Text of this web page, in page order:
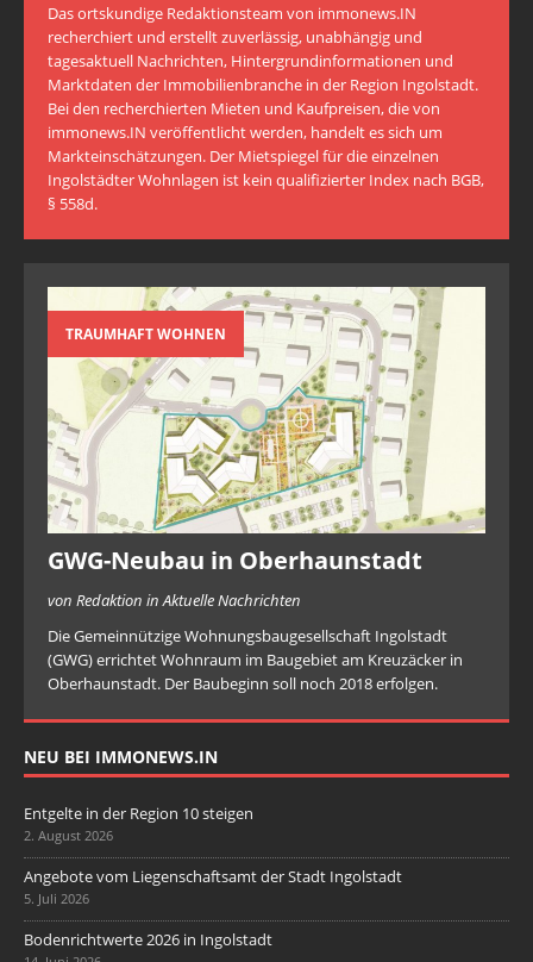
Das ortskundige Redaktionsteam von immonews.IN
recherchiert und erstellt zuverlässig, unabhängig und
tagesaktuell Nachrichten, Hintergrundinformationen und
Marktdaten der Immobilienbranche in der Region Ingolstadt.
Bei den recherchierten Mieten und Kaufpreisen, die von
immonews.IN veröffentlicht werden, handelt es sich um
Markteinschätzungen. Der Mietspiegel für die einzelnen
Ingolstädter Wohnlagen ist kein qualifizierter Index nach BGB,
§ 558d.
TRAUMHAFT WOHNEN
GWG-Neubau in Oberhaunstadt
von Redaktion in Aktuelle Nachrichten
Die Gemeinnützige Wohnungsbaugesellschaft Ingolstadt
(GWG) errichtet Wohnraum im Baugebiet am Kreuzäcker in
Oberhaunstadt. Der Baubeginn soll noch 2018 erfolgen.
NEU BEI IMMONEWS.IN
Entgelte in der Region 10 steigen
2. August 2026
Angebote vom Liegenschaftsamt der Stadt Ingolstadt
5. Juli 2026
Bodenrichtwerte 2026 in Ingolstadt